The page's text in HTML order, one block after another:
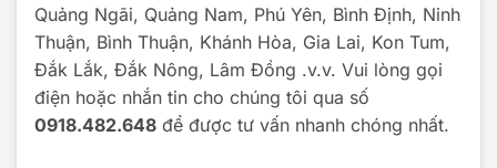
Quảng Ngãi, Quảng Nam, Phú Yên, Bình Định, Ninh
Thuận, Bình Thuận, Khánh Hòa, Gia Lai, Kon Tum,
Đắk Lắk, Đắk Nông, Lâm Đồng .v.v. Vui lòng gọi
điện hoặc nhắn tin cho chúng tôi qua số
0918.482.648 để được tư vấn nhanh chóng nhất.